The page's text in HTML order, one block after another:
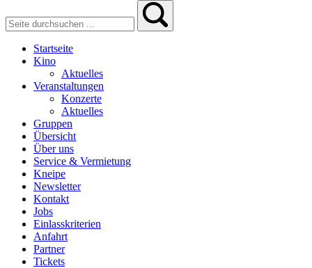
Startseite
Kino
Aktuelles
Veranstaltungen
Konzerte
Aktuelles
Gruppen
Übersicht
Über uns
Service & Vermietung
Kneipe
Newsletter
Kontakt
Jobs
Einlasskriterien
Anfahrt
Partner
Tickets